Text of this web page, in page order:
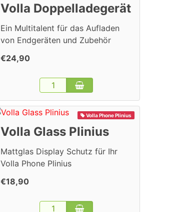
Volla Doppelladegerät
Ein Multitalent für das Aufladen
von Endgeräten und Zubehör
€24,90
Volla Phone Plinius
Volla Glass Plinius
Mattglas Display Schutz für Ihr
Volla Phone Plinius
€18,90